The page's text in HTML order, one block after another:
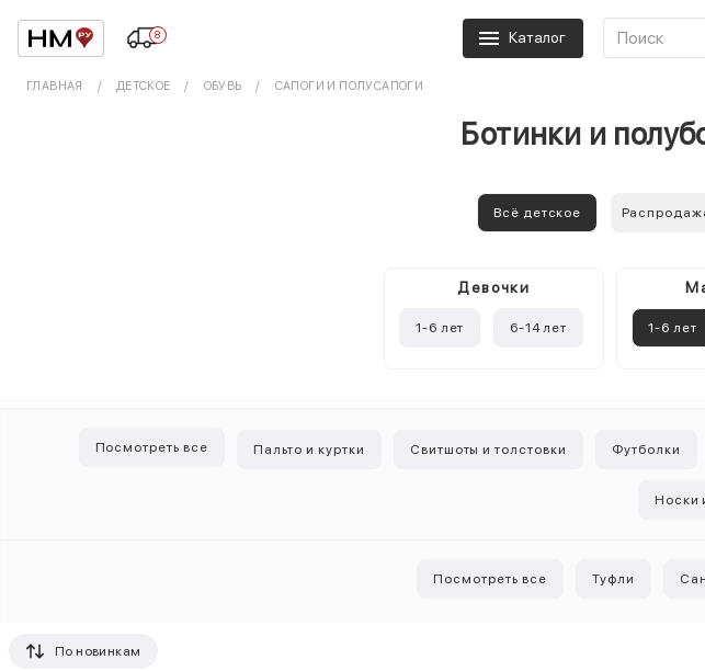
8 Каталог
ГЛАВНАЯ ДЕТСКОЕ ОБУВЬ САПОГИ И ПОЛУСАПОГИ
Ботинки и
Всё детское
Девочки
1-6 лет 6-14 лет 1-6 лет
Посмотреть все Пальто и куртки Свитшоты и толстовки Футболки
Носки
Посмотреть все Туфли
По новинкам